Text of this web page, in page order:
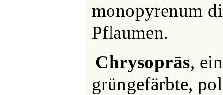
monopyrenum
Pflaumen.
Chrysoprās,
grüngefärbte,